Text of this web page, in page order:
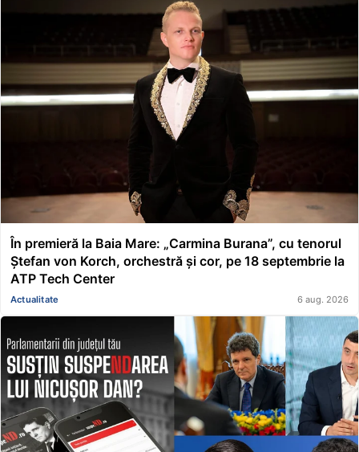
În premieră la Baia Mare: „Carmina Burana”, cu tenorul
Ștefan von Korch, orchestră și cor, pe 18 septembrie la
ATP Tech Center
Actualitate 6 aug. 2026